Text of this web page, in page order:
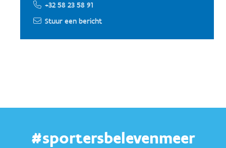
+32 58 23 58 91
Stuur een bericht
#sportersbelevenmeer